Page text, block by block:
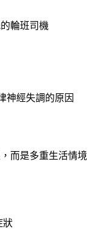
輪班司機
神經失調的原因
而是多重生活情境
狀